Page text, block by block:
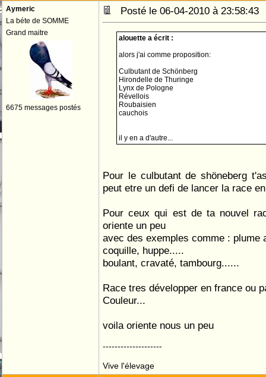
Aymeric
La béte de SOMME
Grand maitre
6675 messages postés
Posté le 06-04-2010 à
alouette a écrit :
alors j'ai comme proposition:
Culbutant de Schönberg
Hirondelle de Thuringe
Lynx de Pologne
Révellois
Roubaisien
cauchois
il y en a d'autre...
Pour le culbutant de shöneberg
peut etre un defi de lancer la race
Pour ceux qui est de ta nouvel
oriente un peu
avec des exemples comme : plume
coquille, huppe.....
boulant, cravaté, tambourg......
Race tres développer en france ou
Couleur...
voila oriente nous un peu
--------------------
Vive l'élevage